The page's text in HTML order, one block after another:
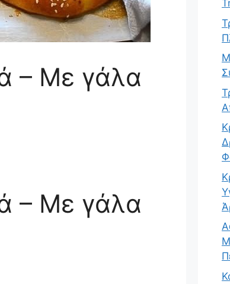
– Με γάλα
– Με γάλα